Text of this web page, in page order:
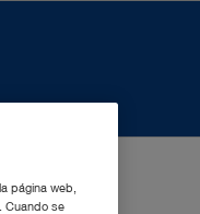
página web,
Cuando se